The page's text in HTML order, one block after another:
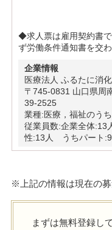
◆求人票は雇用契約書
ず労働条件通知書を交
企業情報
医療法人 ふるたに消
〒745-0831 山口県
39-2525
業種:医療，福祉のう
従業員数:企業全体
性:13人 うちパート:9
※上記の情報は現在の募
まずは無料登録して